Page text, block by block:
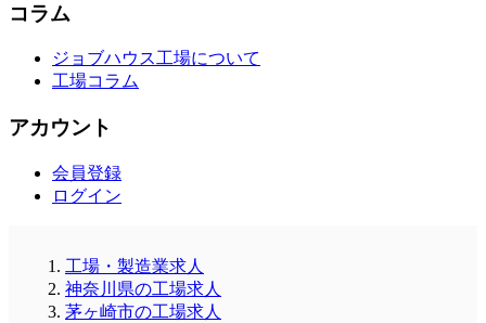
コラム
ジョブハウス工場について
工場コラム
アカウント
会員登録
ログイン
工場・製造業求人
神奈川県の工場求人
茅ヶ崎市の工場求人